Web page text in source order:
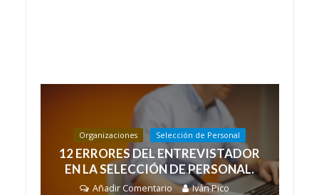
Organizaciones Selección de Personal
12 ERRORES DEL ENTREVISTADOR
EN LA SELECCIÓN DE PERSONAL.
Añadir Comentario Iván Pico